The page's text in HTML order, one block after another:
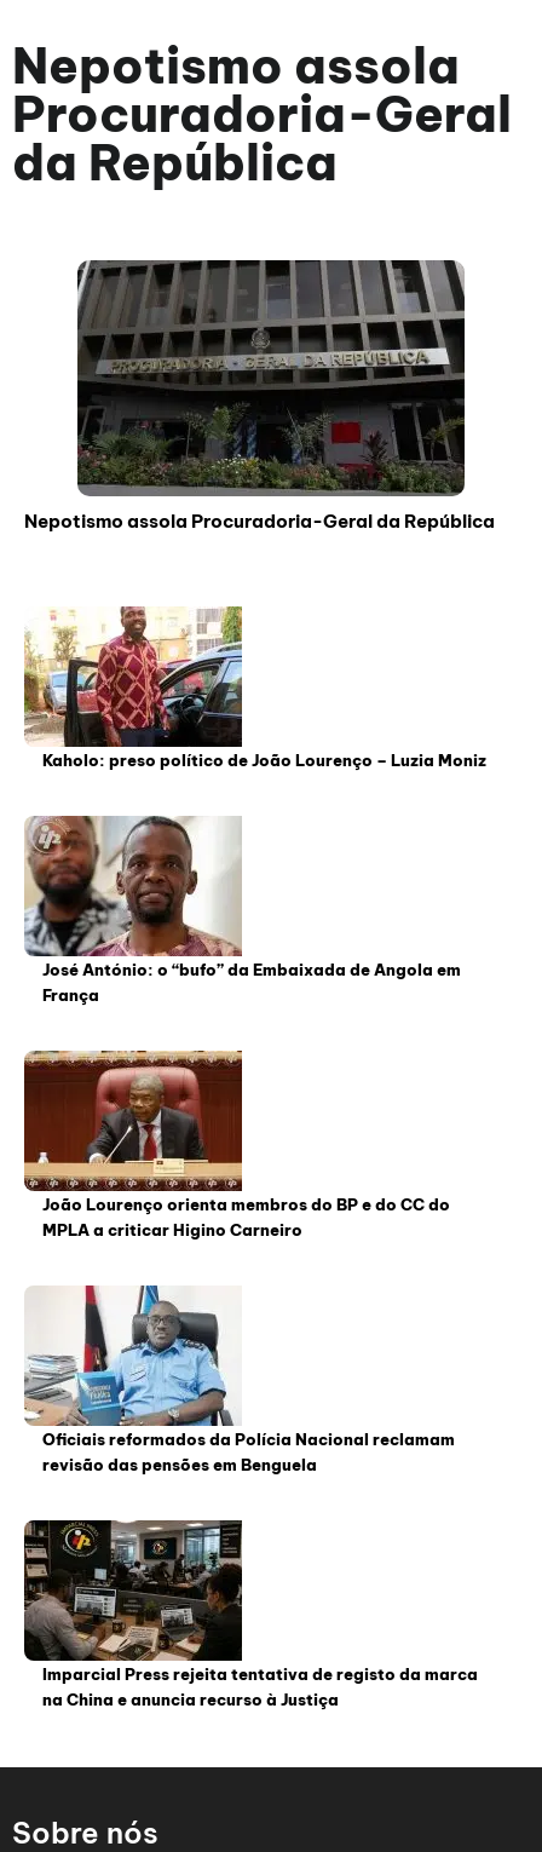
Nepotismo assola
Procuradoria-Geral
da República
Nepotismo assola Procuradoria-Geral da República
Kaholo: preso político de João Lourenço – Luzia Moniz
José António: o “bufo” da Embaixada de Angola em
França
João Lourenço orienta membros do BP e do CC do
MPLA a criticar Higino Carneiro
Oficiais reformados da Polícia Nacional reclamam
revisão das pensões em Benguela
Imparcial Press rejeita tentativa de registo da marca
na China e anuncia recurso à Justiça
Sobre nós